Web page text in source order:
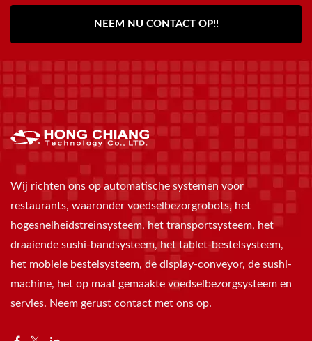
NEEM NU CONTACT OP!!
Wij richten ons op automatische systemen voor
restaurants, waaronder voedselbezorgrobots, het
hogesnelheidstreinsysteem, het transportsysteem, het
draaiende sushi-bandsysteem, het tablet-bestelsysteem,
het mobiele bestelsysteem, de display-conveyor, de sushi-
machine, het op maat gemaakte voedselbezorgsysteem en
servies. Neem gerust contact met ons op.